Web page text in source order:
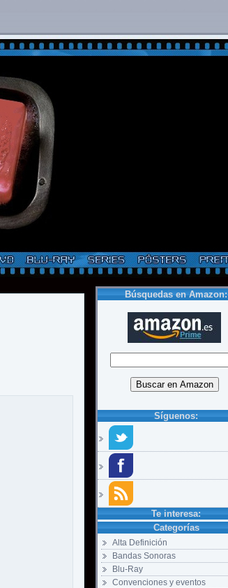
Búsquedas en Amazon:
Síguenos:
Te interesa:
Categorías
Alta Definición
Bandas Sonoras
Blu-Ray
Convenciones y eventos